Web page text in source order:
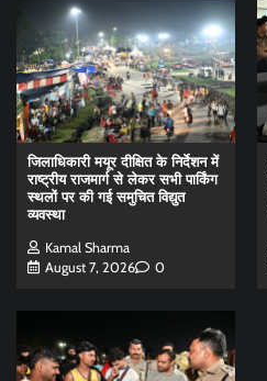
जिलाधिकारी मयूर दीक्षित के निर्देशन में
राष्ट्रीय राजमार्ग से लेकर सभी पार्किंग
स्थलों पर की गई समुचित विद्युत
व्यवस्था
Kamal Sharma
August 7, 2026
0